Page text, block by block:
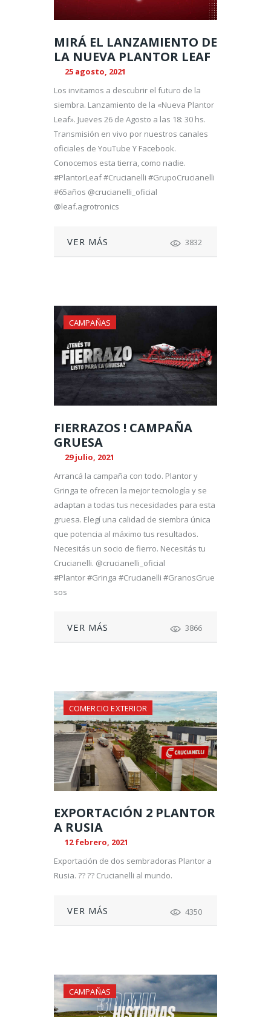
MIRÁ EL LANZAMIENTO DE
LA NUEVA PLANTOR LEAF
25 agosto, 2021
Los invitamos a descubrir el futuro de la
siembra. Lanzamiento de la «Nueva Plantor
Leaf». Jueves 26 de Agosto a las 18: 30 hs.
Transmisión en vivo por nuestros canales
oficiales de YouTube Y Facebook.
Conocemos esta tierra, como nadie.
#PlantorLeaf #Crucianelli #GrupoCrucianelli
#65años @crucianelli_oficial
@leaf.agrotronics
VER MÁS 3832
CAMPAÑAS
FIERRAZOS ! CAMPAÑA
GRUESA
29 julio, 2021
Arrancá la campaña con todo. Plantor y
Gringa te ofrecen la mejor tecnología y se
adaptan a todas tus necesidades para esta
gruesa. Elegí una calidad de siembra única
que potencia al máximo tus resultados.
Necesitás un socio de fierro. Necesitás tu
Crucianelli. @crucianelli_oficial
#Plantor #Gringa #Crucianelli #GranosGrue
sos
VER MÁS 3866
COMERCIO EXTERIOR
EXPORTACIÓN 2 PLANTOR
A RUSIA
12 febrero, 2021
Exportación de dos sembradoras Plantor a
Rusia. ?? ?? Crucianelli al mundo.
VER MÁS 4350
CAMPAÑAS